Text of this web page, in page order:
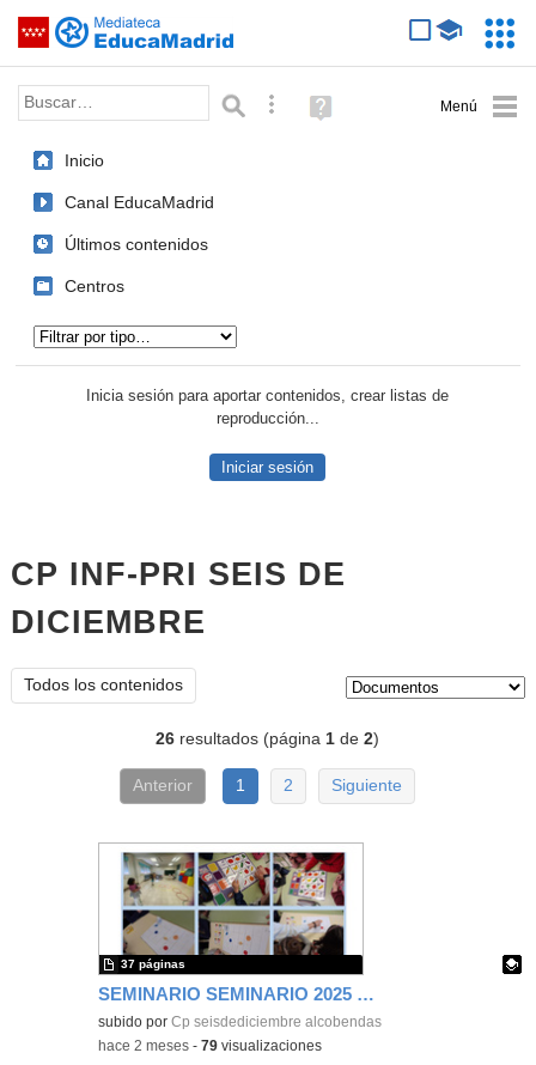
Saltar navegación
Palabra o frase: Búsqueda avanzada
Ayuda
(en
Inicio
Canal EducaMadrid
Últimos contenidos
Centros
Inicia sesión para aportar contenidos, crear listas de
reproducción...
Iniciar sesión
CP INF-PRI SEIS DE
DICIEMBRE
Todos los contenidos
26 resultados (página1 de2)
Anterior 1 2 Siguiente
SEMINARIO SEMINARIO 2025 2026 CODIGO ESCUELA 4.0. PENSAMIENTO COMPUTACIONAL, PROGRAMACION Y ROBOTICA. IMPLEMENTACIÓN NUEVA AREA.
Contenido educativo.
subido porCp seisdediciembre alcobendas
37 páginas
-hace 2 meses -79 visualizaciones